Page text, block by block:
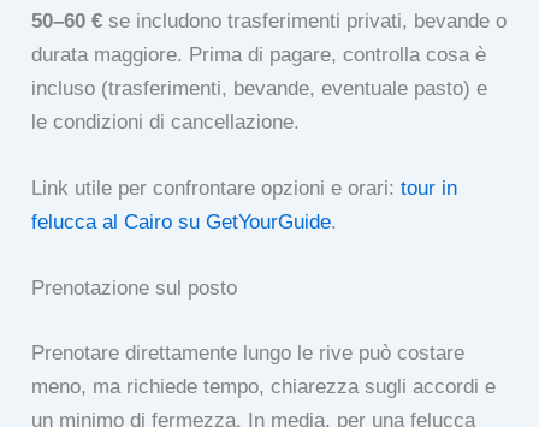
50–60 € se includono trasferimenti privati, bevande o
durata maggiore. Prima di pagare, controlla cosa è
incluso (trasferimenti, bevande, eventuale pasto) e
le condizioni di cancellazione.
Link utile per confrontare opzioni e orari:tour in
felucca al Cairo su GetYourGuide.
Prenotazione sul posto
Prenotare direttamente lungo le rive può costare
meno, ma richiede tempo, chiarezza sugli accordi e
un minimo di fermezza. In media, per una felucca